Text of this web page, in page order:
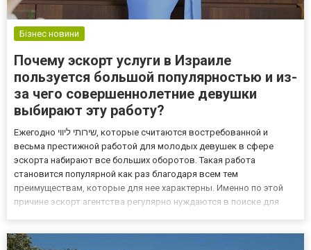
Бізнес новини
Почему эскорт услуги в Израиле
пользуется большой популярностью и из-
за чего совершеннолетние девушки
выбирают эту работу?
Ежегодно שירותי ליווי, которые считаются востребованной и
весьма престижной работой для молодых девушек в сфере
эскорта набирают все больших оборотов. Такая работа
становится популярной как раз благодаря всем тем
преимуществам, которые для нее характерны. Именно по этой
причине эскорт агентства регулярно нуждаются в поиске для
хорошо трудоустраиват...